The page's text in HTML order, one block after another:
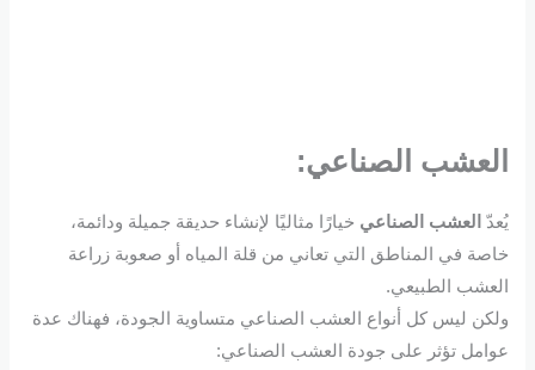
العشب الصناعي:
يُعدّالعشب الصناعيخيارًا مثاليًا لإنشاء حديقة جميلة ودائمة،
خاصة في المناطق التي تعاني من قلة المياه أو صعوبة زراعة
العشب الطبيعي.
ولكن ليس كل أنواع العشب الصناعي متساوية الجودة، فهناك عدة
عوامل تؤثر على جودة العشب الصناعي: